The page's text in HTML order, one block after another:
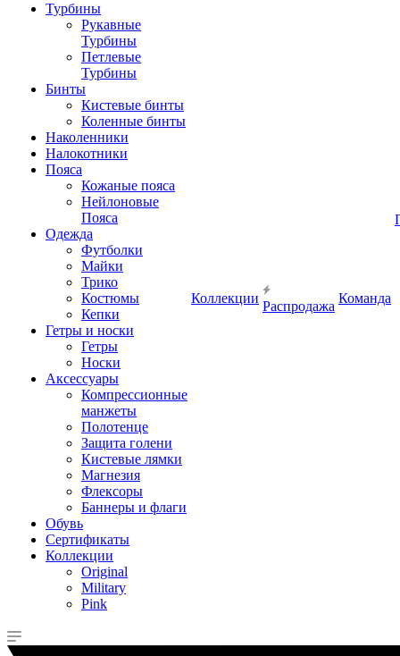
Турбины
Рукавные
Турбины
Петлевые
Турбины
Бинты
Кистевые бинты
Коленные бинты
Наколенники
Налокотники
Пояса
Кожаные пояса
Нейлоновые
Пояса
Одежда
Футболки
Майки
Трико
Костюмы
Кепки
Гетры и носки
Гетры
Носки
Аксессуары
Компрессионные
манжеты
Полотенце
Защита голени
Кистевые лямки
Магнезия
Флексоры
Баннеры и флаги
Обувь
Сертификаты
Коллекции
Original
Military
Pink
Коллекции
Распродажа
Команда